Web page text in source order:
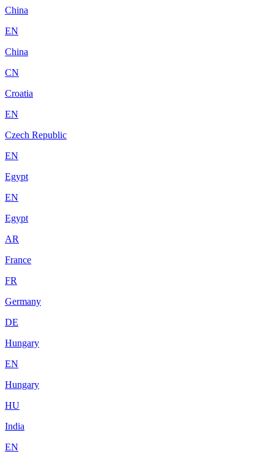
China
EN
China
CN
Croatia
EN
Czech Republic
EN
Egypt
EN
Egypt
AR
France
FR
Germany
DE
Hungary
EN
Hungary
HU
India
EN